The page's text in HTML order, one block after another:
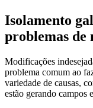
Isolamento
problemas de
Modificações
problema comum ao
variedade de causas,
estão gerando campos